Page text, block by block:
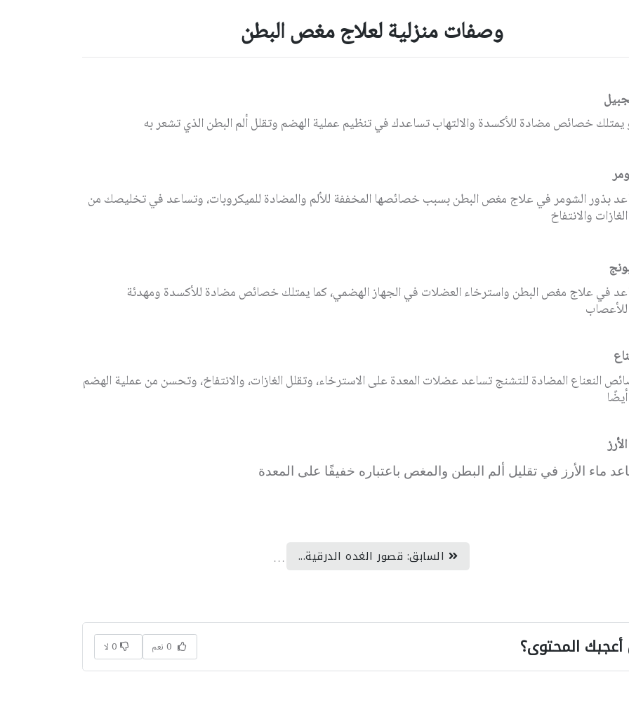
وصفات منزلية لعلاج مغص البطن
يمتلك خصائص مضادة للأكسدة والالتهاب تساعدك في تنظيم عملية الهضم وتقلل ألم البطن الذي تشعر به
بذور الشومر في علاج مغص البطن بسبب خصائصها المخففة للألم والمضادة للميكروبات، وتساعد في تخليصك من
الغازات والانتفاخ
في علاج مغص البطن واسترخاء العضلات في الجهاز الهضمي، كما يمتلك خصائص مضادة للأكسدة ومهدئة
للأعصاب
النعناع المضادة للتشنج تساعد عضلات المعدة على الاسترخاء، وتقلل الغازات، والانتفاخ، وتحسن من عملية الهضم
أيضًا
ماء الأرز في تقليل ألم البطن والمغص باعتباره خفيفًا على المعدة
السابق: قصور الغده الدرقية... . . .
المحتوى؟ 0 نعم 0 لا